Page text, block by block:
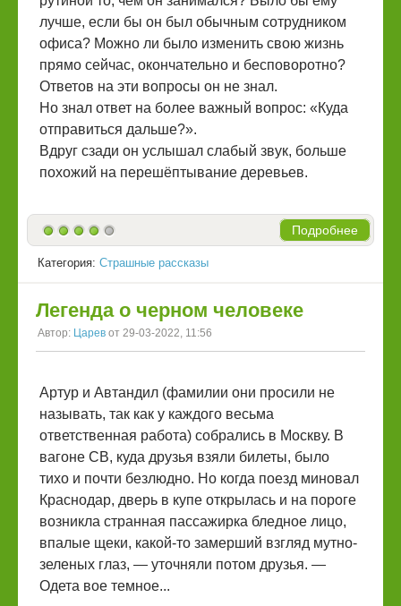
лучше, если бы он был обычным сотрудником
офиса? Можно ли было изменить свою жизнь
прямо сейчас, окончательно и бесповоротно?
Ответов на эти вопросы он не знал.
Но знал ответ на более важный вопрос: «Куда
отправиться дальше?».
Вдруг сзади он услышал слабый звук, больше
похожий на перешёптывание деревьев.
Подробнее
Категория: Страшные рассказы
Легенда о черном человеке
Автор: Царев от 29-03-2022, 11:56
Артур и Автандил (фамилии они просили не
называть, так как у каждого весьма
ответственная работа) собрались в Москву. В
вагоне СВ, куда друзья взяли билеты, было
тихо и почти безлюдно. Но когда поезд миновал
Краснодар, дверь в купе открылась и на пороге
возникла странная пассажирка бледное лицо,
впалые щеки, какой-то замерший взгляд мутно-
зеленых глаз, — уточняли потом друзья. —
Одета вое темное...